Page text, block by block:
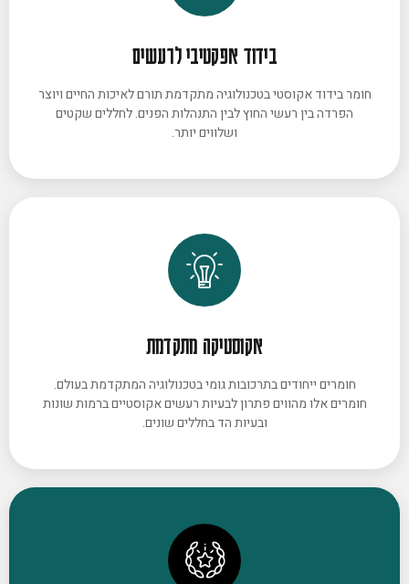
בידוד אפקטיבי לרעשים
חומר בידוד אקוסטי בטכנולוגיה מתקדמת תורם לאיכות החיים ויוצר
הפרדה בין רעשי החוץ לבין התנהלות הפנים. לחללים שקטים
ושלווים יותר.
אקוסטיקה מתקדמת
חומרים ייחודים בתרכובות גומי בטכנולוגיה המתקדמת בעולם.
חומרים אלו מהווים פתרון לבעיות רעשים אקוסטיים ברמות שונות
ובעיות הד בחללים שונים.